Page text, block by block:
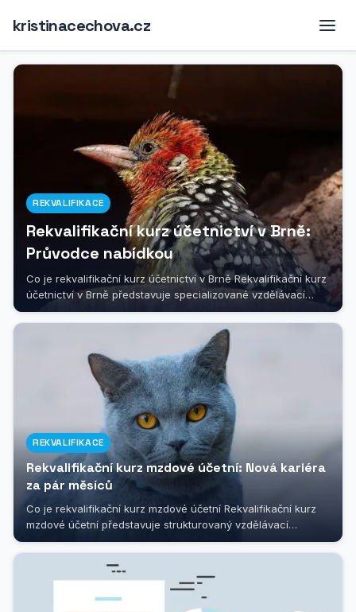
kristinacechova.cz
REKVALIFIKACE
Rekvalifikační kurz účetnictví v Brně:
Průvodce nabídkou
Co je rekvalifikační kurz účetnictví v Brně Rekvalifikační kurz
účetnictví v Brně představuje specializované vzdělávací
programy...
REKVALIFIKACE
Rekvalifikační kurz mzdové účetní: Nová kariéra
za pár měsíců
Co je rekvalifikační kurz mzdové účetní Rekvalifikační kurz
mzdové účetní představuje strukturovaný vzdělávací
program, který je...